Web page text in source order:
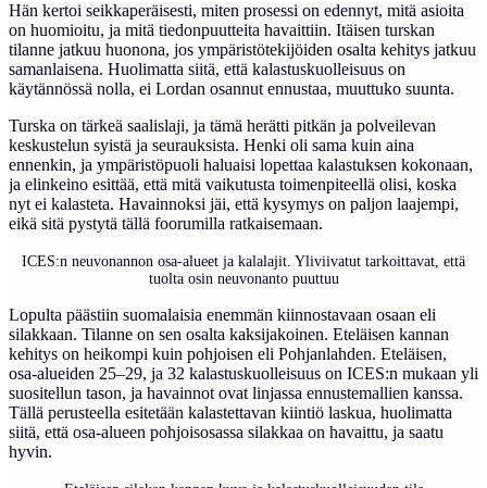
Hän kertoi seikkaperäisesti, miten prosessi on edennyt, mitä asioita
on huomioitu, ja mitä tiedonpuutteita havaittiin. Itäisen turskan
tilanne jatkuu huonona, jos ympäristötekijöiden osalta kehitys jatkuu
samanlaisena. Huolimatta siitä, että kalastuskuolleisuus on
käytännössä nolla, ei Lordan osannut ennustaa, muuttuko suunta.
Turska on tärkeä saalislaji, ja tämä herätti pitkän ja polveilevan
keskustelun syistä ja seurauksista. Henki oli sama kuin aina
ennenkin, ja ympäristöpuoli haluaisi lopettaa kalastuksen kokonaan,
ja elinkeino esittää, että mitä vaikutusta toimenpiteellä olisi, koska
nyt ei kalasteta. Havainnoksi jäi, että kysymys on paljon laajempi,
eikä sitä pystytä tällä foorumilla ratkaisemaan.
ICES:n neuvonannon osa-alueet ja kalalajit. Yliviivatut tarkoittavat, että
tuolta osin neuvonanto puuttuu
Lopulta päästiin suomalaisia enemmän kiinnostavaan osaan eli
silakkaan. Tilanne on sen osalta kaksijakoinen. Eteläisen kannan
kehitys on heikompi kuin pohjoisen eli Pohjanlahden. Eteläisen,
osa-alueiden 25–29, ja 32 kalastuskuolleisuus on ICES:n mukaan yli
suositellun tason, ja havainnot ovat linjassa ennustemallien kanssa.
Tällä perusteella esitetään kalastettavan kiintiö laskua, huolimatta
siitä, että osa-alueen pohjoisosassa silakkaa on havaittu, ja saatu
hyvin.